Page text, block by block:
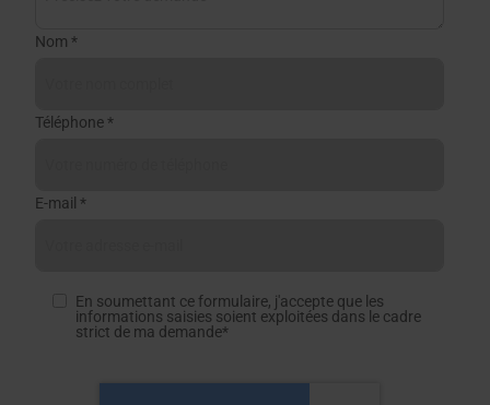
Nom *
Téléphone *
E-mail *
En soumettant ce formulaire, j'accepte que les
informations saisies soient exploitées dans le cadre
strict de ma demande*